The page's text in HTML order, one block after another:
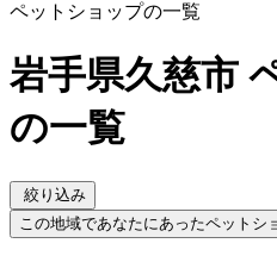
ペットショップの一覧
岩手県久慈市
の一覧
絞り込み
この地域であなたにあったペットシ